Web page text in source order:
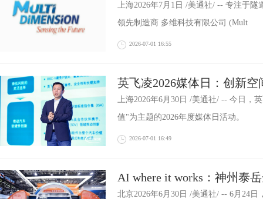
上海2026年7月1日 /美通社/ -- 专注于
领先制造商 多维科技有限公司 (Mult
2026-07-01 16:55
英飞凌2026媒体日：创新
能产业可持续发展
上海2026年6月30日 /美通社/ -- 今日，
值"为主题的2026年度媒体日活动。
2026-07-01 16:49
AI where it works：神州泰
海MWC
北京2026年6月30日 /美通社/ -- 6月24日